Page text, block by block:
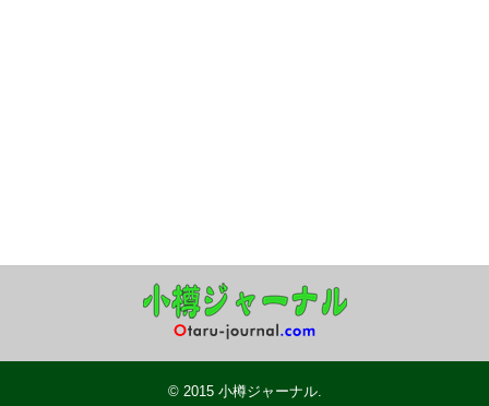
© 2015 小樽ジャーナル.